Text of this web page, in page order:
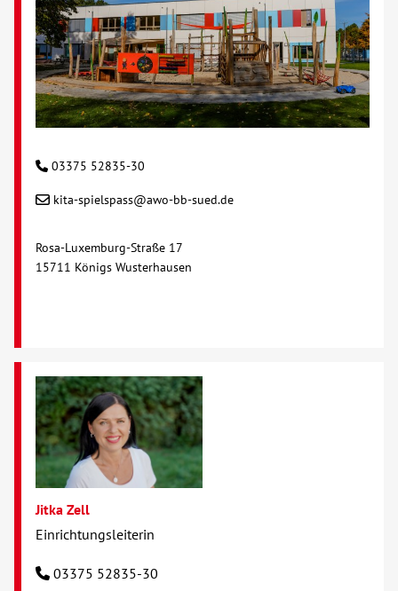
03375 52835-30
kita-spielspass@awo-bb-sued.de
Rosa-Luxemburg-Straße 17
15711 Königs Wusterhausen
Jitka Zell
Einrichtungsleiterin
03375 52835-30